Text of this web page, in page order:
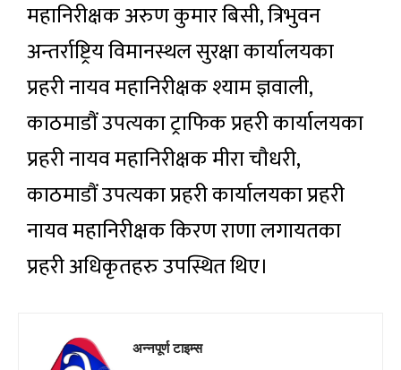
महानिरीक्षक अरुण कुमार बिसी, त्रिभुवन
अन्तर्राष्ट्रिय विमानस्थल सुरक्षा कार्यालयका
प्रहरी नायव महानिरीक्षक श्याम ज्ञवाली,
काठमाडौं उपत्यका ट्राफिक प्रहरी कार्यालयका
प्रहरी नायव महानिरीक्षक मीरा चौधरी,
काठमाडौं उपत्यका प्रहरी कार्यालयका प्रहरी
नायव महानिरीक्षक किरण राणा लगायतका
प्रहरी अधिकृतहरु उपस्थित थिए।
अन्नपूर्ण टाइम्स